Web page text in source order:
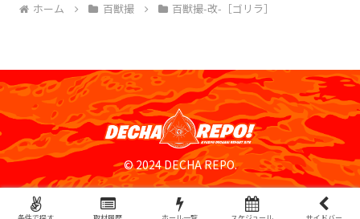
ホーム 百獣撮 百獣撮-改-［ゴリラ］
© 2024 DECHA REPO.